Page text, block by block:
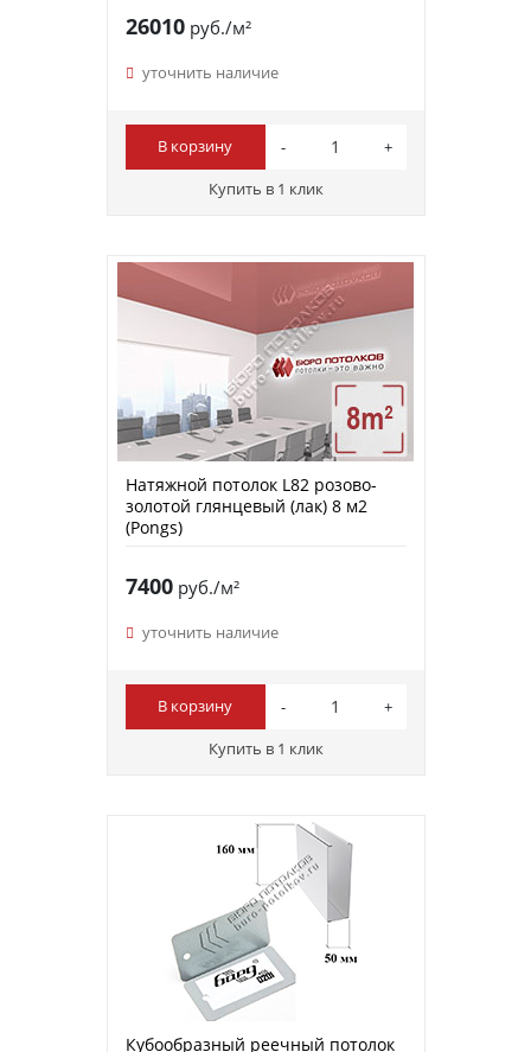
26010руб./м²
уточнить наличие
В корзину
Купить в 1 клик
Натяжной потолок L82 розово-
золотой глянцевый (лак) 8 м2
(Pongs)
7400руб./м²
уточнить наличие
В корзину
Купить в 1 клик
Кубообразный реечный потолок